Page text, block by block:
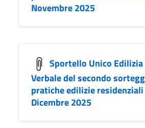
Novembre 2025
Sportello Unico Edilizia
Verbale del secondo
pratiche edilizie
Dicembre 2025